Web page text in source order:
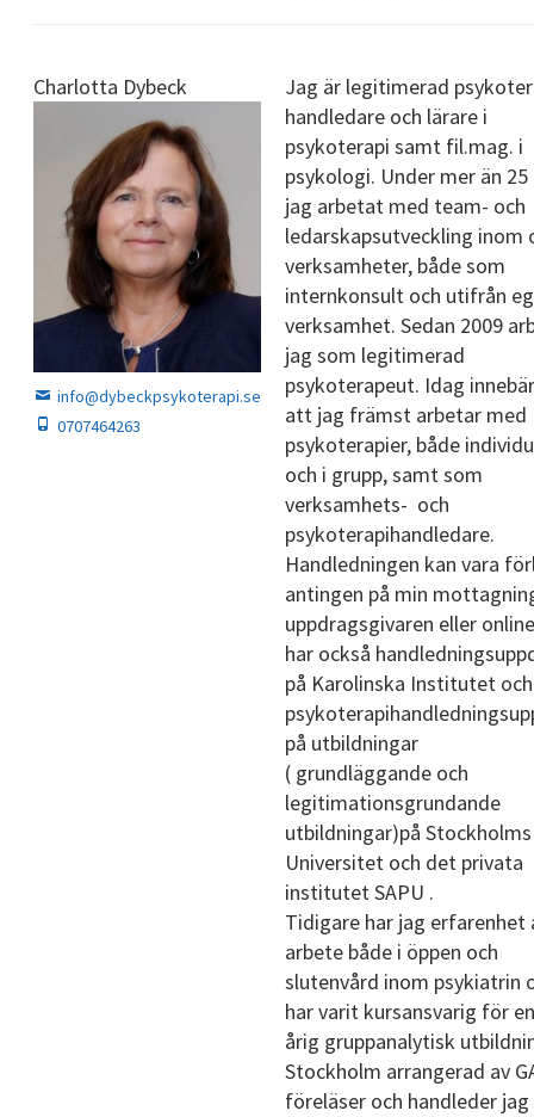
Charlotta Dybeck
info@dybeckpsykoterapi.se
0707464263
Jag är legitimerad
handledare och lärare i
psykoterapi samt fil.mag. i
psykologi. Under mer än 25
jag arbetat med team- och
ledarskapsutveckling inom
verksamheter, både som
internkonsult och utifrån
verksamhet. Sedan 2009
jag som legitimerad
psykoterapeut. Idag
att jag främst arbetar med
psykoterapier, både
och i grupp, samt som
verksamhets- och
psykoterapihandledare.
Handledningen kan vara
antingen på min
uppdragsgivaren eller
har också
på Karolinska Institutet och
på utbildningar
( grundläggande och
legitimationsgrundande
utbildningar)på Stockholms
Universitet och det privata
institutet SAPU .
Tidigare har jag erfarenhet
arbete både i öppen och
slutenvård inom psykiatrin
har varit kursansvarig för
årig gruppanalytisk
Stockholm arrangerad av
föreläser och handleder